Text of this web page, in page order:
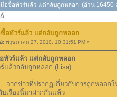
มื่อซื้อทัวร์แล้ว แต่กลับถูกหลอก (อ่าน 16450
นี้
ซื้อทัวร์แล้ว แต่กลับถูกหลอก
: พฤษภาคม 27, 2010, 10:31:51 PM »
ทัวร์แล้ว แต่กลับถูกหลอก
แล้วกลับถูกหลอก (Lisa)
าวที่ปรากฏเกี่ยวกับการถูกหลอกให้
บเรื่องนี้มาฝากกันแล้ว